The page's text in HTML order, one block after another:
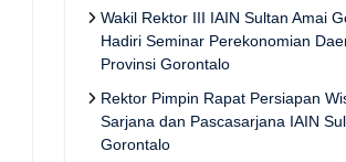
Wakil Rektor III IAIN Sultan Amai
Hadiri Seminar Perekonomian
Provinsi Gorontalo
Rektor Pimpin Rapat Persiapan
Sarjana dan Pascasarjana IAIN
Gorontalo